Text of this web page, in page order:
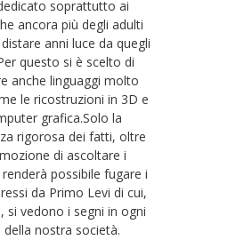
soprattutto ai
ancora più degli adulti
anni luce da quegli
questo si è scelto di
anche linguaggi molto
le ricostruzioni in 3D e
grafica.Solo la
rigorosa dei fatti, oltre
di ascoltare i
possibile fugare i
da Primo Levi di cui,
si vedono i segni in ogni
della nostra società.